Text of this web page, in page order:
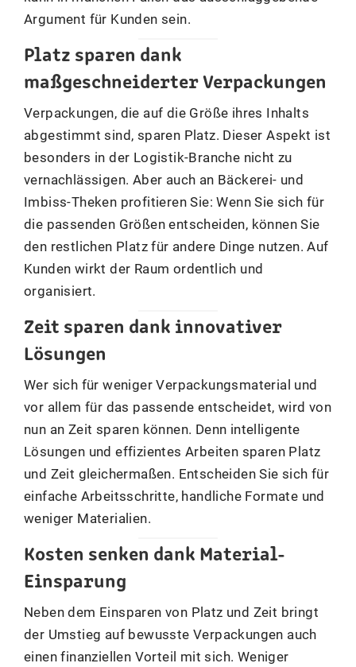
Argument für Kunden sein.
Platz sparen dank
maßgeschneiderter Verpackungen
Verpackungen, die auf die Größe ihres Inhalts
abgestimmt sind, sparen Platz. Dieser Aspekt ist
besonders in der Logistik-Branche nicht zu
vernachlässigen. Aber auch an Bäckerei- und
Imbiss-Theken profitieren Sie: Wenn Sie sich für
die passenden Größen entscheiden, können Sie
den restlichen Platz für andere Dinge nutzen. Auf
Kunden wirkt der Raum ordentlich und
organisiert.
Zeit sparen dank innovativer
Lösungen
Wer sich für weniger Verpackungsmaterial und
vor allem für das passende entscheidet, wird von
nun an Zeit sparen können. Denn intelligente
Lösungen und effizientes Arbeiten sparen Platz
und Zeit gleichermaßen. Entscheiden Sie sich für
einfache Arbeitsschritte, handliche Formate und
weniger Materialien.
Kosten senken dank Material-
Einsparung
Neben dem Einsparen von Platz und Zeit bringt
der Umstieg auf bewusste Verpackungen auch
einen finanziellen Vorteil mit sich. Weniger